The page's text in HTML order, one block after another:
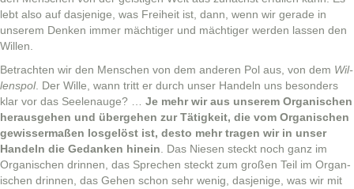
lebt also auf das­jenige, was Frei­heit ist, dann, wenn wir ger­ade in
unserem Denken immer mächtiger und mächtiger wer­den lassen den
Willen.
Betra­cht­en wir den Men­schen von dem anderen Pol aus, von dem Wil­
len­spol. Der Wille, wann tritt er durch unser Han­deln uns beson­ders
klar vor das See­le­nauge? … Je mehr wir aus unserem Organ­is­chen
her­aus­ge­hen und überge­hen zur Tätigkeit, die vom Organ­is­chen
gewis­ser­maßen los­gelöst ist, desto mehr tra­gen wir in unser
Han­deln die Gedanken hinein. Das Niesen steckt noch ganz im
Organ­is­chen drin­nen, das Sprechen steckt zum großen Teil im Organ­
is­chen drin­nen, das Gehen schon sehr wenig, das­jenige, was wir mit